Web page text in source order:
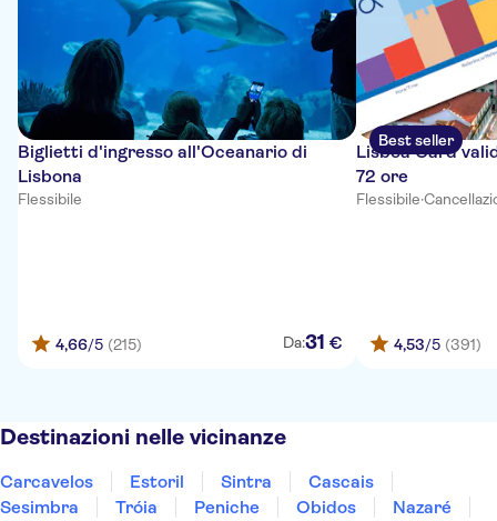
Biglietti d'ingresso all'Oceanario di
Lisbona
Flessibile
4,66/5 (215) Da:31 €
Best seller
Lisboa Card
72 ore
Flessibile·
4,53/5 (391)
Destinazioni nelle vicinanze
Carcavelos Estoril Sintra
Cascais
Sesimbra
Tróia Peniche Obidos
Nazaré